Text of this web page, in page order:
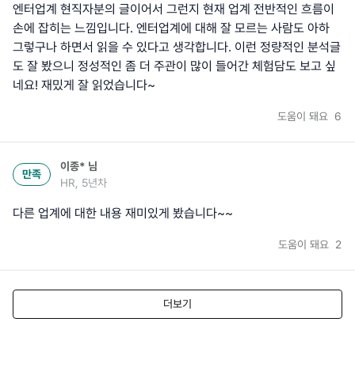
엔터업계 현직자분의 글이어서 그런지 현재 업계 전반적인 흐름이
손에 잡히는 느낌입니다. 엔터업계에 대해 잘 모르는 사람도 아하
그렇구나 하면서 읽을 수 있다고 생각합니다. 이런 정량적인 분석글
도 잘 봤으니 정성적인 좀 더 주관이 많이 들어간 체험담도 보고 싶
네요! 재밌게 잘 읽었습니다~
도움이 돼요 6
만족
이종* 님
HR, 5년차
다른 업계에 대한 내용 재미있게 봤습니다~~
도움이 돼요 2
더보기